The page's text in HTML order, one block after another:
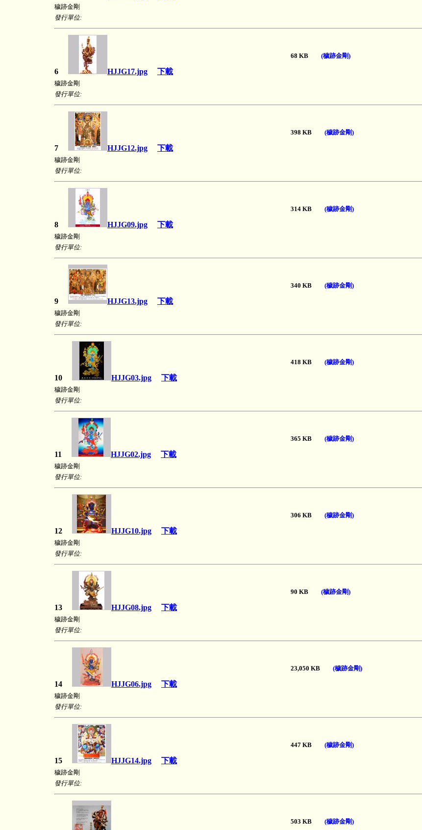
穢跡金剛
發行單位:
6 HJJG17.jpg 下載
68 KB (穢跡金剛)
穢跡金剛
發行單位:
7 HJJG12.jpg 下載
398 KB (穢跡金剛)
穢跡金剛
發行單位:
8 HJJG09.jpg 下載
314 KB (穢跡金剛)
穢跡金剛
發行單位:
9 HJJG13.jpg 下載
340 KB (穢跡金剛)
穢跡金剛
發行單位:
10 HJJG03.jpg 下載
418 KB (穢跡金剛)
穢跡金剛
發行單位:
11 HJJG02.jpg 下載
365 KB (穢跡金剛)
穢跡金剛
發行單位:
12 HJJG10.jpg 下載
306 KB (穢跡金剛)
穢跡金剛
發行單位:
13 HJJG08.jpg 下載
90 KB (穢跡金剛)
穢跡金剛
發行單位:
14 HJJG06.jpg 下載
23,050 KB (穢跡金剛)
穢跡金剛
發行單位:
15 HJJG14.jpg 下載
447 KB (穢跡金剛)
穢跡金剛
發行單位:
503 KB (穢跡金剛)